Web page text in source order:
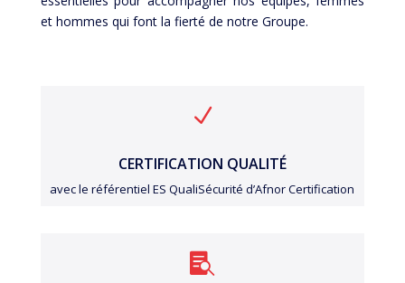
et hommes qui font la fierté de notre Groupe.
N
CERTIFICATION QUALITÉ
avec le référentiel ES QualiSécurité d’Afnor Certification
